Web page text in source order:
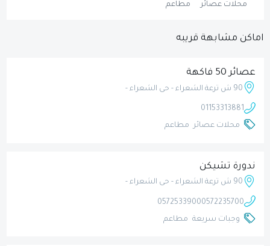
محلات عصائر مطاعم
اماكن مشابهة قريبه
عصائر 50 فاكهة
90 ش ترعة الشعراء - حى الشعراء -
01153313881
محلات عصائر
مطاعم
ندورة تشيكن
90 ش ترعة الشعراء - حى الشعراء -
0572235700
0572533900
وجبات سريعة مطاعم